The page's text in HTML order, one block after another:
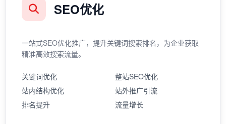
SEO优化
一站式SEO优化推广，提升关键词搜索排名，为企业获取
精准高效搜索流量。
关键词优化
整站SEO优化
站内结构优化
站外推广引流
排名提升
流量增长